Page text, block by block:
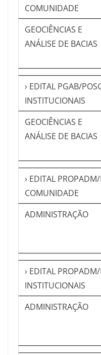
COMUNIDADE
GEOCIÊNCIAS E
ANÁLISE DE BACIAS
› EDITAL PGAB/
INSTITUCIONAIS
GEOCIÊNCIAS E
ANÁLISE DE BACIAS
› EDITAL
COMUNIDADE
ADMINISTRAÇÃO
› EDITAL
INSTITUCIONAIS
ADMINISTRAÇÃO